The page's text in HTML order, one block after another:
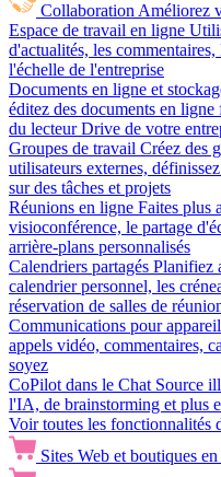
Collaboration Améliorez
Espace de travail en ligne
d'actualités, les
l'échelle de l'entreprise
Documents en ligne et
éditez des documents en
du lecteur Drive de votre
Groupes de travail Créez des
utilisateurs externes,
sur des tâches et projets
Réunions en ligne Faites plus
visioconférence, le partage
arrière-plans personnalisés
Calendriers partagés Planifiez
calendrier personnel, les
réservation de salles de
Communications pour
appels vidéo, commentaires,
soyez
CoPilot dans le Chat Source
l'IA, de brainstorming et plus
Voir toutes les fonctionnalités
Sites Web et boutiques